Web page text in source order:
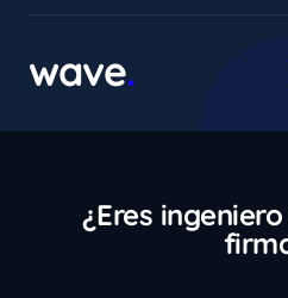
wave.
¿Eres